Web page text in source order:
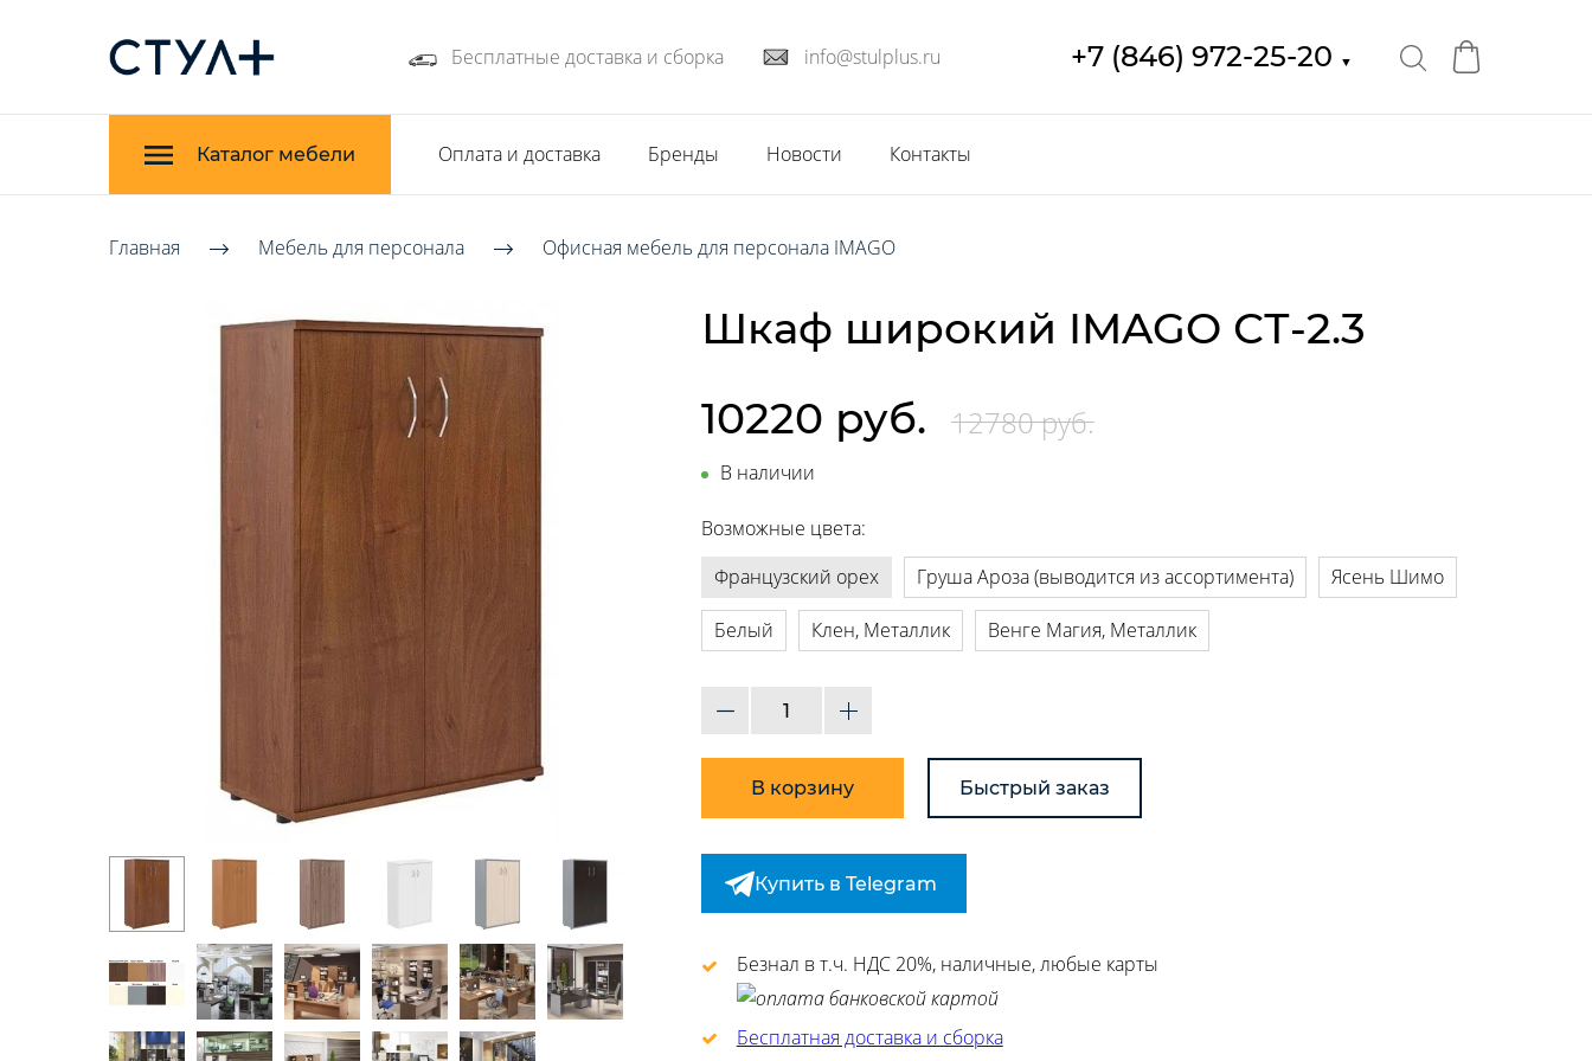
Бесплатные доставка и сборка info@stulplus.ru +7 (846) 972-25-20 ▼
Каталог мебели Оплата и доставка Бренды Новости Контакты
Главная Мебель для персонала Офисная мебель для персонала IMAGO
Шкаф широкий IMAGO СТ-2.3
10220 руб.
12780 руб.
В наличии
Возможные цвета:
Французский орех
Груша Ароза (выводится из ассортимента) Ясень Шимо
Белый Клен, Металлик Венге Магия, Металлик
В корзину Быстрый заказ
Купить в Telegram
Безнал в т.ч. НДС 20%, наличные, любые карты
Бесплатная доставка и сборка